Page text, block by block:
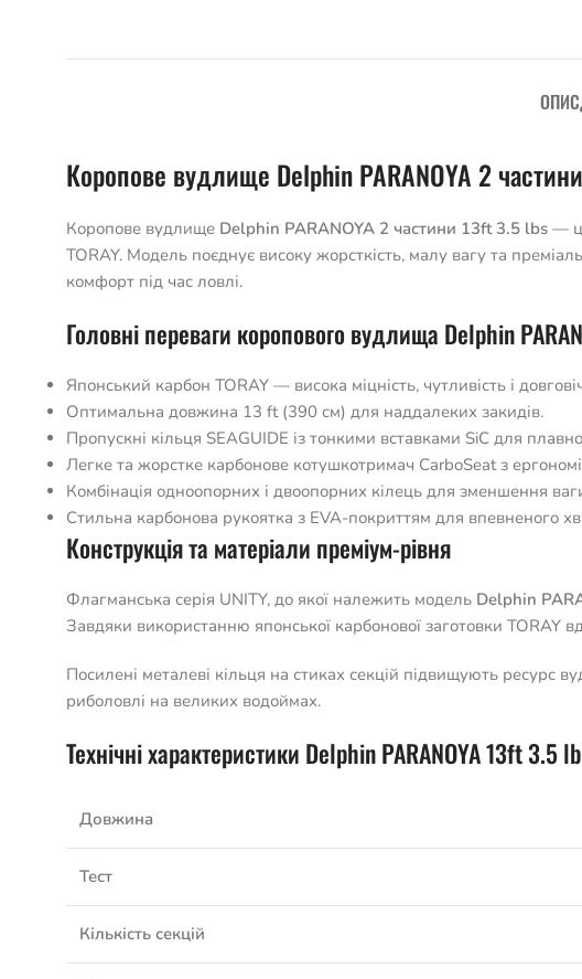
ОПИС
Коропове вудлище Delphin PARANOYA 2
Коропове вудлище Delphin PARANOYA 2 частини 13ft 3.5 lbs —
TORAY. Модель поєднує високу жорсткість, малу вагу та
комфорт під час ловлі.
Головні переваги коропового вудлища Delphin
Японський карбон TORAY — висока міцність, чутливість і
Оптимальна довжина 13 ft (390 см) для наддалеких закидів.
Пропускні кільця SEAGUIDE із тонкими вставками SiC для
Легке та жорстке карбонове котушкотримач CarboSeat з
Комбінація одноопорних і двоопорних кілець для зменшення
Стильна карбонова рукоятка з EVA-покриттям для впевненого
Конструкція та матеріали преміум-рівня
Флагманська серія UNITY, до якої належить модель Delphin
Завдяки використанню японської карбонової заготовки TORAY
Посилені металеві кільця на стиках секцій підвищують
риболовлі на великих водоймах.
Технічні характеристики Delphin PARANOYA 13ft 3.5
Довжина
Тест
Кількість секцій